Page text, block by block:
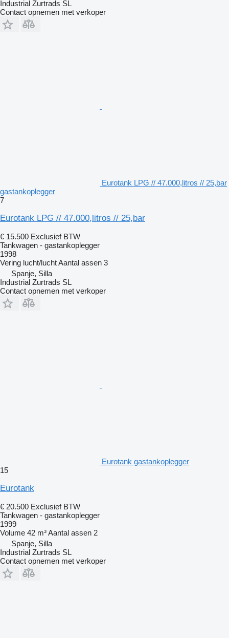
Industrial Zurtrads SL
Contact opnemen met verkoper
Eurotank LPG // 47.000,litros // 25,bar
gastankoplegger
7
Eurotank LPG // 47.000,litros // 25,bar
€ 15.500 Exclusief BTW
Tankwagen - gastankoplegger
1998
Vering lucht/luchtAantal assen 3
Spanje, Silla
Industrial Zurtrads SL
Contact opnemen met verkoper
Eurotank gastankoplegger
15
Eurotank
€ 20.500 Exclusief BTW
Tankwagen - gastankoplegger
1999
Volume 42 m³Aantal assen 2
Spanje, Silla
Industrial Zurtrads SL
Contact opnemen met verkoper